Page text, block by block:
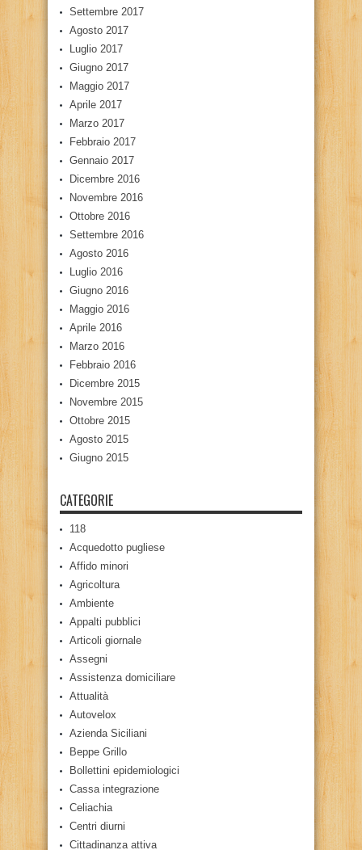
Settembre 2017
Agosto 2017
Luglio 2017
Giugno 2017
Maggio 2017
Aprile 2017
Marzo 2017
Febbraio 2017
Gennaio 2017
Dicembre 2016
Novembre 2016
Ottobre 2016
Settembre 2016
Agosto 2016
Luglio 2016
Giugno 2016
Maggio 2016
Aprile 2016
Marzo 2016
Febbraio 2016
Dicembre 2015
Novembre 2015
Ottobre 2015
Agosto 2015
Giugno 2015
CATEGORIE
118
Acquedotto pugliese
Affido minori
Agricoltura
Ambiente
Appalti pubblici
Articoli giornale
Assegni
Assistenza domiciliare
Attualità
Autovelox
Azienda Siciliani
Beppe Grillo
Bollettini epidemiologici
Cassa integrazione
Celiachia
Centri diurni
Cittadinanza attiva